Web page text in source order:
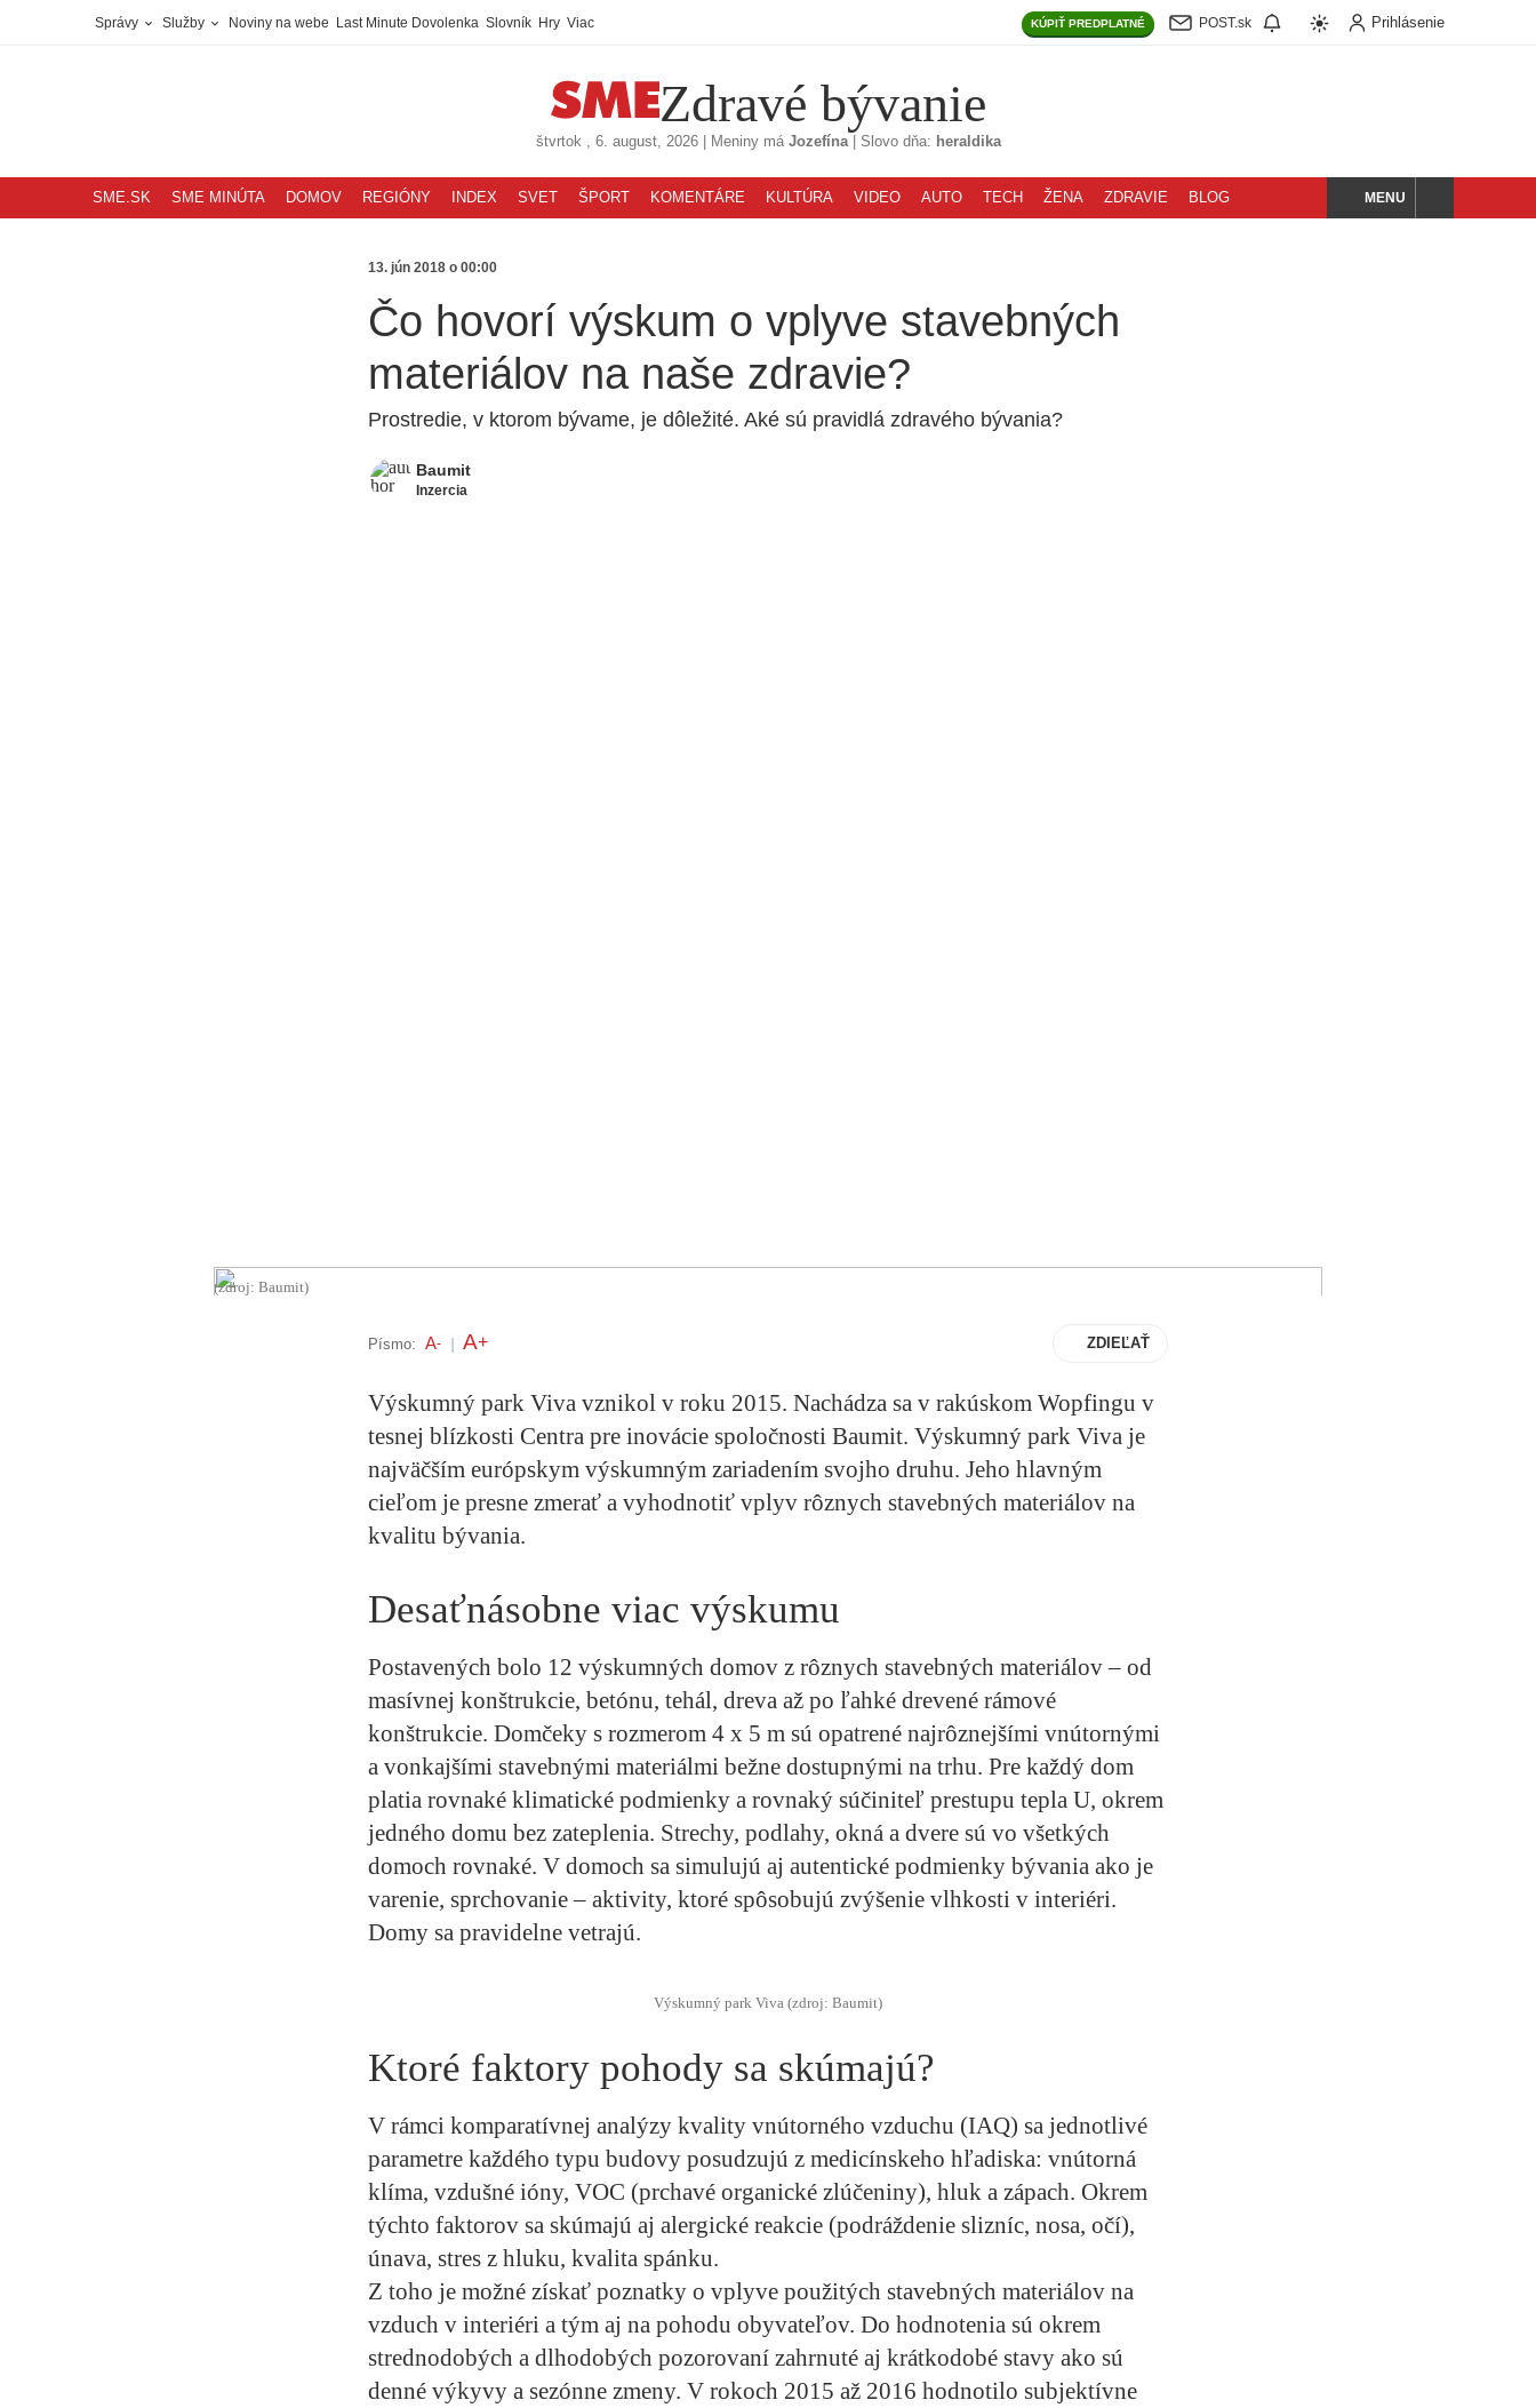
Správy Služby Noviny na webe Last Minute Dovolenka Slovník Hry Viac KÚPIŤ PREDPLATNÉ POST.sk Prihlásenie
Zdravé bývanie
štvrtok , 6. august, 2026| Meniny má Jozefína| Slovo dňa: heraldika
SME.SK SME MINÚTA DOMOV REGIÓNY INDEX SVET ŠPORT KOMENTÁRE KULTÚRA VIDEO AUTO TECH ŽENA ZDRAVIE BLOG HĽADAJMENU
13. jún 2018 o 00:00
Čo hovorí výskum o vplyve stavebných
materiálov na naše zdravie?
Prostredie, v ktorom bývame, je dôležité. Aké sú pravidlá zdravého bývania?
Baumit
Inzercia
(zdroj: Baumit)
Písmo: A- A+ ZDIEĽAŤ
Výskumný park Viva vznikol v roku 2015. Nachádza sa v rakúskom Wopfingu v
tesnej blízkosti Centra pre inovácie spoločnosti Baumit. Výskumný park Viva je
najväčším európskym výskumným zariadením svojho druhu. Jeho hlavným
cieľom je presne zmerať a vyhodnotiť vplyv rôznych stavebných materiálov na
kvalitu bývania.
Desaťnásobne viac výskumu
Postavených bolo 12 výskumných domov z rôznych stavebných materiálov – od
masívnej konštrukcie, betónu, tehál, dreva až po ľahké drevené rámové
konštrukcie. Domčeky s rozmerom 4 x 5 m sú opatrené najrôznejšími vnútornými
a vonkajšími stavebnými materiálmi bežne dostupnými na trhu. Pre každý dom
platia rovnaké klimatické podmienky a rovnaký súčiniteľ prestupu tepla U, okrem
jedného domu bez zateplenia. Strechy, podlahy, okná a dvere sú vo všetkých
domoch rovnaké. V domoch sa simulujú aj autentické podmienky bývania ako je
varenie, sprchovanie – aktivity, ktoré spôsobujú zvýšenie vlhkosti v interiéri.
Domy sa pravidelne vetrajú.
Výskumný park Viva (zdroj: Baumit)
Ktoré faktory pohody sa skúmajú?
V rámci komparatívnej analýzy kvality vnútorného vzduchu (IAQ) sa jednotlivé
parametre každého typu budovy posudzujú z medicínskeho hľadiska: vnútorná
klíma, vzdušné ióny, VOC (prchavé organické zlúčeniny), hluk a zápach. Okrem
týchto faktorov sa skúmajú aj alergické reakcie (podráždenie slizníc, nosa, očí),
únava, stres z hluku, kvalita spánku.
Z toho je možné získať poznatky o vplyve použitých stavebných materiálov na
vzduch v interiéri a tým aj na pohodu obyvateľov. Do hodnotenia sú okrem
strednodobých a dlhodobých pozorovaní zahrnuté aj krátkodobé stavy ako sú
denné výkyvy a sezónne zmeny. V rokoch 2015 až 2016 hodnotilo subjektívne